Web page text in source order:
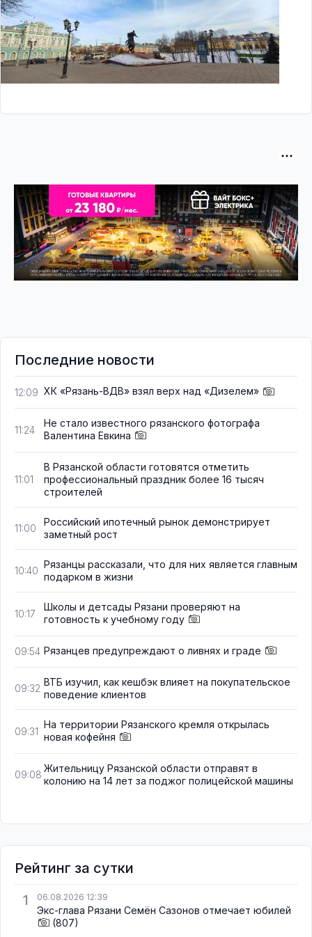
Последние новости
12:09 ХК «Рязань-ВДВ» взял верх над «Дизелем»
11:24
Не стало известного рязанского фотографа
Валентина Евкина
11:01
В Рязанской области готовятся отметить
профессиональный праздник более 16 тысяч
строителей
11:00
Российский ипотечный рынок демонстрирует
заметный рост
10:40
Рязанцы рассказали, что для них является главным
подарком в жизни
10:17
Школы и детсады Рязани проверяют на
готовность к учебному году
09:54 Рязанцев предупреждают о ливнях и граде
09:32
ВТБ изучил, как кешбэк влияет на покупательское
поведение клиентов
09:31
На территории Рязанского кремля открылась
новая кофейня
09:08
Жительницу Рязанской области отправят в
колонию на 14 лет за поджог полицейской машины
Рейтинг за сутки
1
06.08.2026 12:39
Экс-глава Рязани Семён Сазонов отмечает юбилей
(807)